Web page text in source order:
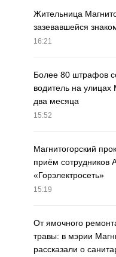
Жительница
зазевавшейся
16:21
Более 80 штрафов
водитель на улицах
два месяца
15:52
Магнитогорский
приём сотрудников
«Горэлектросеть»
15:19
От ямочного
травы: в мэрии
рассказали о